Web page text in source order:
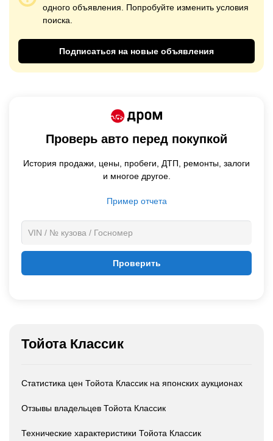
одного объявления. Попробуйте изменить условия
поиска.
Подписаться на новые объявления
Проверь авто перед покупкой
История продажи, цены, пробеги, ДТП, ремонты, залоги
и многое другое.
Проверить
Пример отчета
Тойота Классик
Статистика цен Тойота Классик на японских аукционах
Отзывы владельцев Тойота Классик
Технические характеристики Тойота Классик